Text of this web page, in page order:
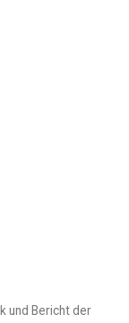
und Bericht der